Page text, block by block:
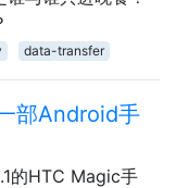
data-transfer
部Android手
的HTC Magic手